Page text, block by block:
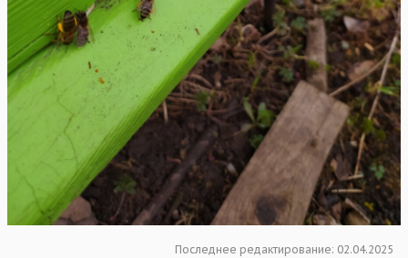
Последнее редактирование: 02.04.2025